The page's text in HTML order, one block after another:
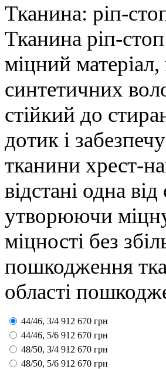
Тканина: ріп-
Тканина ріп-
міцний
синтетичних
стійкий до
дотик і
тканини хрест-
відстані одна
утворюючи
міцності без
пошкодження
області
44/46, 3/4 912 670 грн
44/46, 5/6 912 670 грн
48/50, 3/4 912 670 грн
48/50, 5/6 912 670 грн